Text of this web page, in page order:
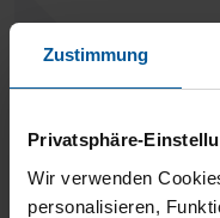
Zustimmung
Privatsphäre-
Wir verwenden
personalisieren,
Kompetent und